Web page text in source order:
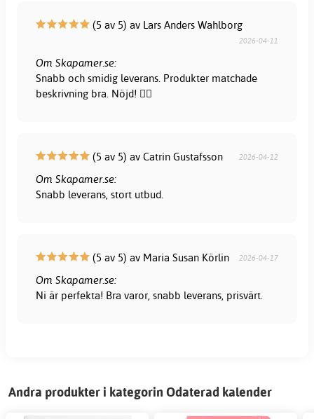
(5 av 5) av Lars Anders Wahlborg
2026-04-11
Om Skapamer.se:
Snabb och smidig leverans. Produkter matchade
beskrivning bra. Nöjd! 👍🏻
(5 av 5) av Catrin Gustafsson 2026-04-12
Om Skapamer.se:
Snabb leverans, stort utbud.
(5 av 5) av Maria Susan Körlin 2026-04-17
Om Skapamer.se:
Ni är perfekta! Bra varor, snabb leverans, prisvärt.
Andra produkter i kategorin Odaterad kalender